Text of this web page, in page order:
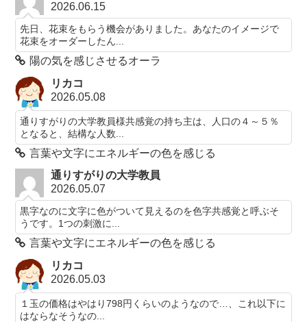
2026.06.15
先日、花束をもらう機会がありました。あなたのイメージで
花束をオーダーしたん...
陽の気を感じさせるオーラ
リカコ
2026.05.08
通りすがりの大学教員様共感覚の持ち主は、人口の４～５％
となると、結構な人数...
言葉や文字にエネルギーの色を感じる
通りすがりの大学教員
2026.05.07
黒字なのに文字に色がついて見えるのを色字共感覚と呼ぶそ
うです。1つの刺激に...
言葉や文字にエネルギーの色を感じる
リカコ
2026.05.03
１玉の価格はやはり798円くらいのようなので…、これ以下に
はならなそうなの...